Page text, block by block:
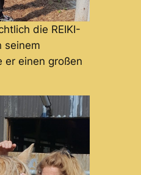
die REIKI-
seinem
er einen großen